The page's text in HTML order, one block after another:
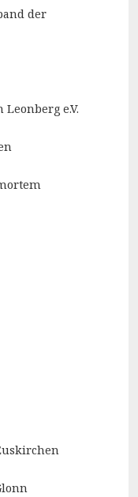
der
e.V.